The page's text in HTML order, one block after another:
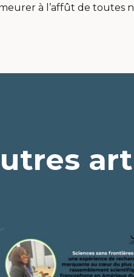
s'ouvrira
fenêtre
à l’affût de toutes